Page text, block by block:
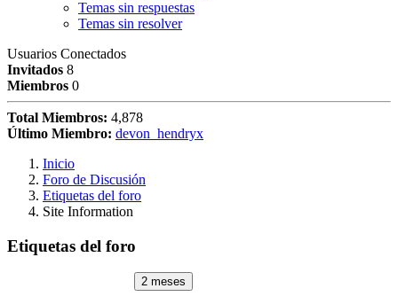
Temas sin respuestas
Temas sin resolver
Usuarios Conectados
Invitados 8
Miembros 0
Total Miembros: 4,878
Último Miembro: devon_hendryx
Inicio
Foro de Discusión
Etiquetas del foro
Site Information
Etiquetas del foro
2 meses